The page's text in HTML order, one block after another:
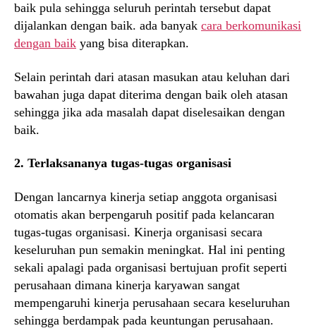
baik pula sehingga seluruh perintah tersebut dapat
dijalankan dengan baik. ada banyak cara berkomunikasi
dengan baik yang bisa diterapkan.
Selain perintah dari atasan masukan atau keluhan dari
bawahan juga dapat diterima dengan baik oleh atasan
sehingga jika ada masalah dapat diselesaikan dengan
baik.
2. Terlaksananya tugas-tugas organisasi
Dengan lancarnya kinerja setiap anggota organisasi
otomatis akan berpengaruh positif pada kelancaran
tugas-tugas organisasi. Kinerja organisasi secara
keseluruhan pun semakin meningkat. Hal ini penting
sekali apalagi pada organisasi bertujuan profit seperti
perusahaan dimana kinerja karyawan sangat
mempengaruhi kinerja perusahaan secara keseluruhan
sehingga berdampak pada keuntungan perusahaan.